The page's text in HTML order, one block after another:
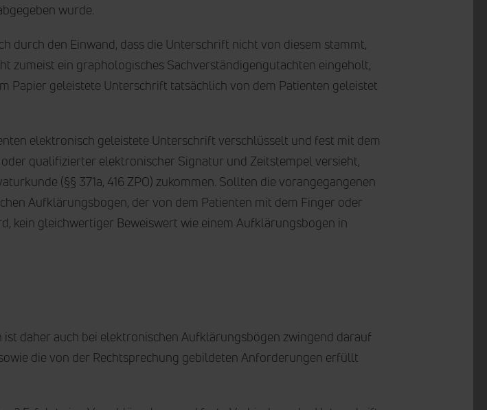
wurde.
durch den Einwand, dass die Unterschrift nicht von diesem stammt,
zumeist ein graphologisches Sachverständigengutachten eingeholt,
Papier geleistete Unterschrift tatsächlich von dem Patienten geleistet
elektronisch geleistete Unterschrift verschlüsselt und fest mit dem
qualifizierter elektronischer Signatur und Zeitstempel versieht,
(§§ 371a, 416 ZPO) zukommen. Sollten die vorangegangenen
Aufklärungsbogen, der von dem Patienten mit dem Finger oder
kein gleichwertiger Beweiswert wie einem Aufklärungsbogen in
daher auch bei elektronischen Aufklärungsbögen zwingend darauf
die von der Rechtsprechung gebildeten Anforderungen erfüllt